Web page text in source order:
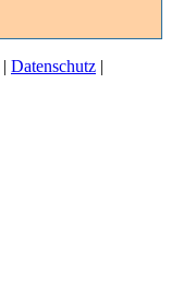
| Datenschutz |